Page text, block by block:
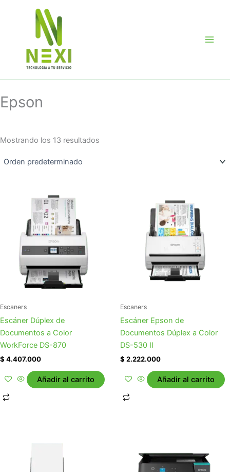
Epson
Mostrando los 13 resultados
Escaners
Escáner Dúplex de
Documentos a Color
WorkForce DS-870
$ 4.407.000
Añadir al carrito
Escaners
Escáner Epson de
Documentos Dúplex a Color
DS-530 II
$ 2.222.000
Añadir al carrito